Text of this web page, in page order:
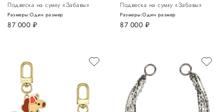
Подвеска на сумку «Забавы»
87 000 руб.
Размеры:Один размер
Подвеска на сумку «Забавы»
87 000 руб.
Размеры:Один размер